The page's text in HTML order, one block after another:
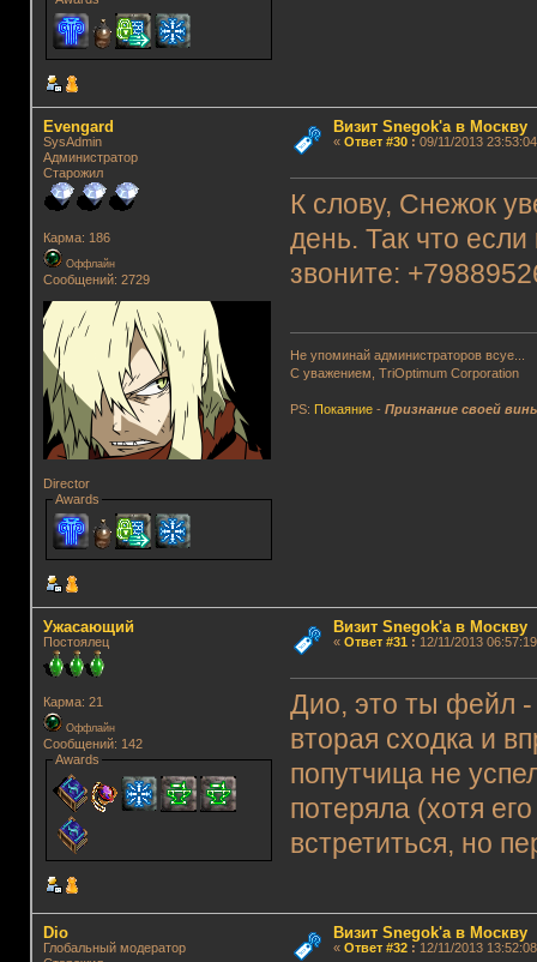
Evengard
SysAdmin
Администратор
Старожил
Карма: 186
Оффлайн
Сообщений: 2729
Director
Awards
Визит Snegok'а в Москву
« Ответ #30: 09/11/2013
К слову, Снежок
день. Так что если
звоните:
Не упоминай администраторов всуе...
С уважением, TriOptimum Corporation
PS: Покаяние -Признание своей
Ужасающий
Постоялец
Карма: 21
Оффлайн
Сообщений: 142
Awards
Визит Snegok'а в Москву
« Ответ #31 : 12/11/2013
Дио, это ты фейл -
вторая сходка и
попутчица не
потеряла (хотя
встретиться, но
Dio
Глобальный модератор
Визит Snegok'а в Москву
« Ответ #32: 12/11/2013